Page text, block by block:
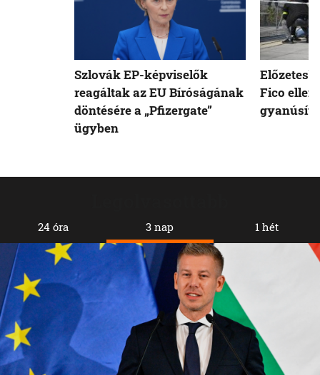
24 óra 3 nap 1 hét
Szlovák EP-képviselők
reagáltak az EU Bíróságának
döntésére a „Pfizergate”
ügyben
Fico